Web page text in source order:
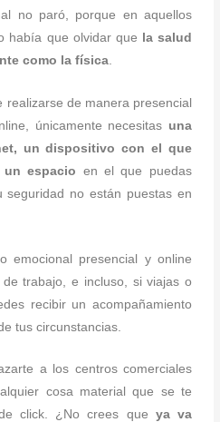
no paró, porque en aquellos
había que olvidar que la salud
como la física
realizarse de manera presencial
únicamente necesitas una
un dispositivo con el que
un espacio en el que puedas
no están puestas en
emocional presencial y online
trabajo, e incluso, si viajas o
recibir un acompañamiento
tus circunstancias.
a los centros comerciales
cosa material que se te
click. ¿No crees que ya va